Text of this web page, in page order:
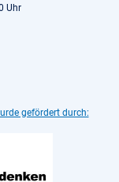
Uhr
gefördert durch: